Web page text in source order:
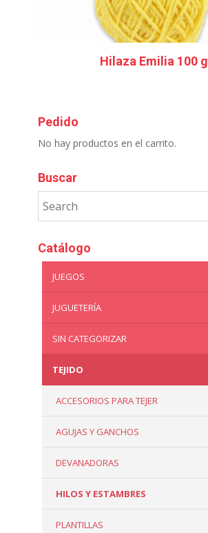
Hilaza Emilia 100 g
Pedido
No hay productos en el carrito.
Buscar
Catálogo
JUEGOS
JUGUETERÍA
SIN CATEGORIZAR
TEJIDO
ACCESORIOS PARA TEJER
AGUJAS Y GANCHOS
DEVANADORAS
HILOS Y ESTAMBRES
PLANTILLAS